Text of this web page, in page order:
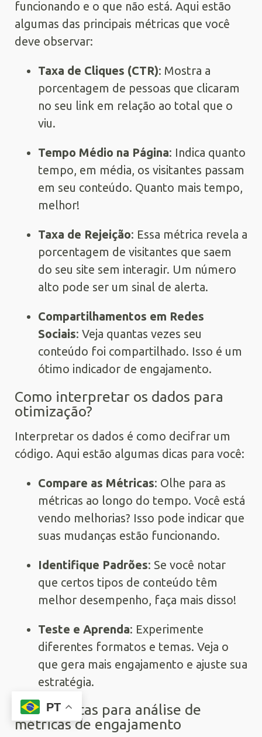
funcionando e o que não está. Aqui estão
algumas das principais métricas que você
deve observar:
Taxa de Cliques (CTR): Mostra a
porcentagem de pessoas que clicaram
no seu link em relação ao total que o
viu.
Tempo Médio na Página: Indica quanto
tempo, em média, os visitantes passam
em seu conteúdo. Quanto mais tempo,
melhor!
Taxa de Rejeição: Essa métrica revela a
porcentagem de visitantes que saem
do seu site sem interagir. Um número
alto pode ser um sinal de alerta.
Compartilhamentos em Redes
Sociais: Veja quantas vezes seu
conteúdo foi compartilhado. Isso é um
ótimo indicador de engajamento.
Como interpretar os dados para
otimização?
Interpretar os dados é como decifrar um
código. Aqui estão algumas dicas para você:
Compare as Métricas: Olhe para as
métricas ao longo do tempo. Você está
vendo melhorias? Isso pode indicar que
suas mudanças estão funcionando.
Identifique Padrões: Se você notar
que certos tipos de conteúdo têm
melhor desempenho, faça mais disso!
Teste e Aprenda: Experimente
diferentes formatos e temas. Veja o
que gera mais engajamento e ajuste sua
estratégia.
Ferramentas para análise de
métricas de engajamento
PT